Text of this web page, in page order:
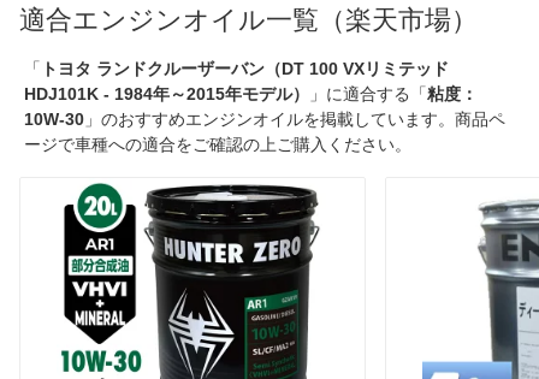
適合エンジンオイル一覧（楽天市場）
「 トヨタ ランドクルーザーバン（DT 100 VXリミテッド
HDJ101K - 1984年～2015年モデル）
」に適合する「粘度：
10W-30 」のおすすめエンジンオイルを掲載しています。商品ペ
ージで車種への適合をご確認の上ご購入ください。